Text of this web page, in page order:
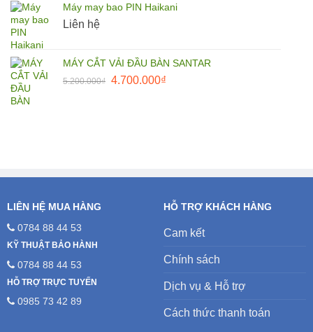
27.500.000₫.là:
Máy may bao PIN Haikani
Liên hệ
MÁY CẮT VẢI ĐẦU BÀN SANTAR
5.200.000₫ Giá
4.700.000₫Giá
LIÊN HỆ MUA HÀNG
0784 88 44 53
KỸ THUẬT BẢO HÀNH
0784 88 44 53
HỖ TRỢ TRỰC TUYẾN
0985 73 42 89
HỖ TRỢ KHÁCH HÀNG
Cam kết
Chính sách
Dịch vụ & Hỗ trợ
Cách thức thanh toán